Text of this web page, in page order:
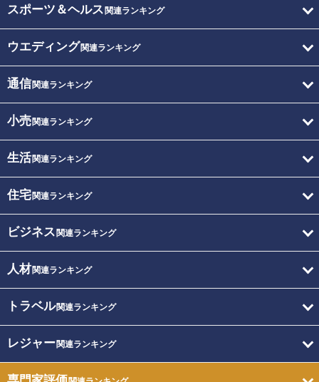
スポーツ＆ヘルス 関連ランキング
ウエディング関連ランキング
通信関連ランキング
小売関連ランキング
生活関連ランキング
住宅関連ランキング
ビジネス 関連ランキング
人材関連ランキング
トラベル関連ランキング
レジャー関連ランキング